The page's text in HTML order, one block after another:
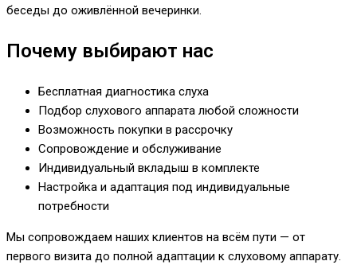
беседы до оживлённой вечеринки.
Почему выбирают нас
Бесплатная диагностика слуха
Подбор слухового аппарата любой сложности
Возможность покупки в рассрочку
Сопровождение и обслуживание
Индивидуальный вкладыш в комплекте
Настройка и адаптация под индивидуальные
потребности
Мы сопровождаем наших клиентов на всём пути — от
первого визита до полной адаптации к слуховому аппарату.